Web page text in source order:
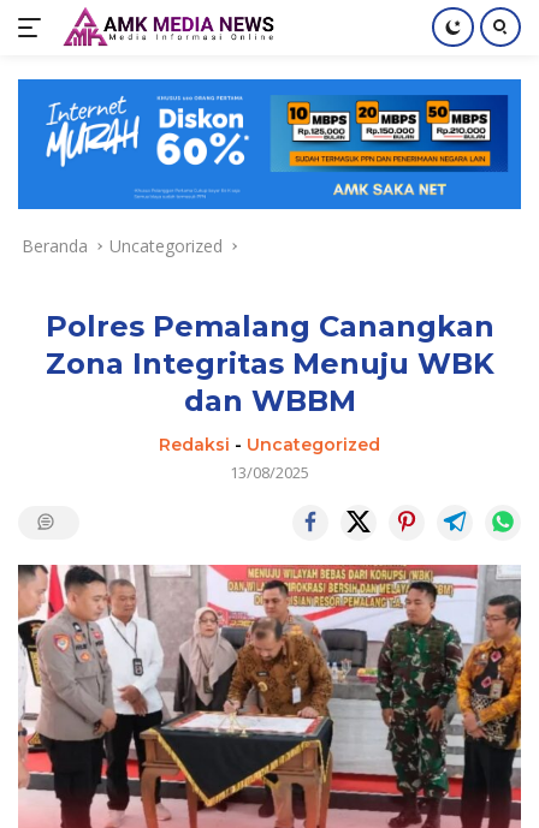
konten
Beranda Uncategorized
Polres Pemalang Canangkan
Zona Integritas Menuju WBK
dan WBBM
Redaksi - Uncategorized
13/08/2025